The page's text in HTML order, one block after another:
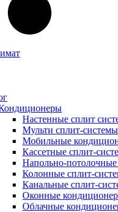
Настенные сплит
Мульти сплит-системы
Мобильные
Кассетные сплит-
Напольно-
Колонные сплит-
Канальные сплит-
Оконные
Облачные